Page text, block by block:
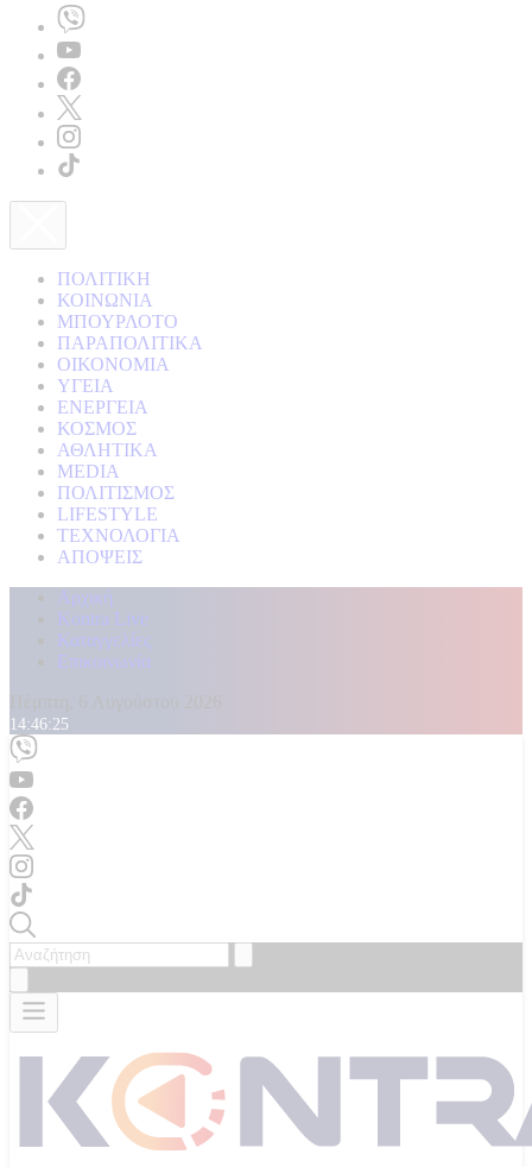
ΠΟΛΙΤΙΚΗ
ΚΟΙΝΩΝΙΑ
ΜΠΟΥΡΛΟΤΟ
ΠΑΡΑΠΟΛΙΤΙΚΑ
ΟΙΚΟΝΟΜΙΑ
ΥΓΕΙΑ
ΕΝΕΡΓΕΙΑ
ΚΟΣΜΟΣ
ΑΘΛΗΤΙΚΑ
MEDIA
ΠΟΛΙΤΙΣΜΟΣ
LIFESTYLE
ΤΕΧΝΟΛΟΓΙΑ
ΑΠΟΨΕΙΣ
Αρχική
Kontra Live
Καταγγελίες
Επικοινωνία
14:46:27